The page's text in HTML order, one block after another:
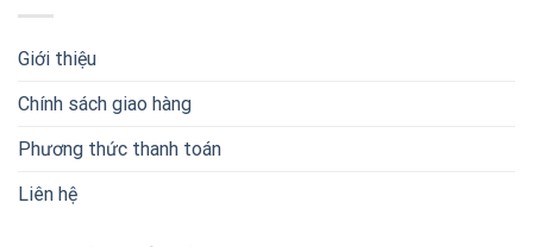
Giới thiệu
Chính sách giao hàng
Phương thức thanh toán
Liên hệ